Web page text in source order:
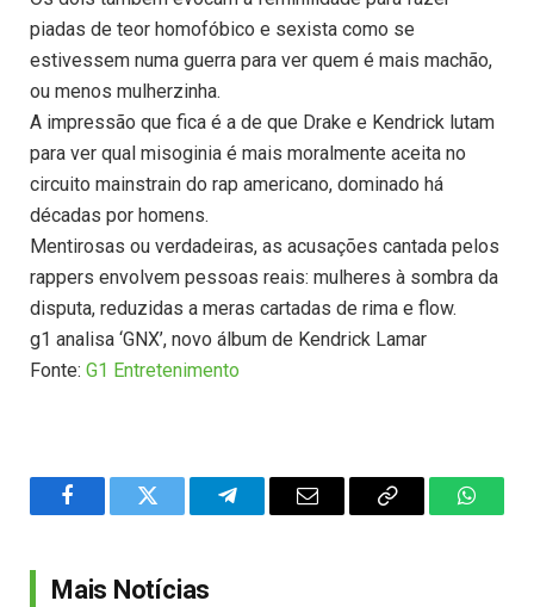
piadas de teor homofóbico e sexista como se
estivessem numa guerra para ver quem é mais machão,
ou menos mulherzinha.
A impressão que fica é a de que Drake e Kendrick lutam
para ver qual misoginia é mais moralmente aceita no
circuito mainstrain do rap americano, dominado há
décadas por homens.
Mentirosas ou verdadeiras, as acusações cantada pelos
rappers envolvem pessoas reais: mulheres à sombra da
disputa, reduzidas a meras cartadas de rima e flow.
g1 analisa ‘GNX’, novo álbum de Kendrick Lamar
Fonte: G1 Entretenimento
FacebookTwitter TelegramEmail
Copy
Mais Notícias